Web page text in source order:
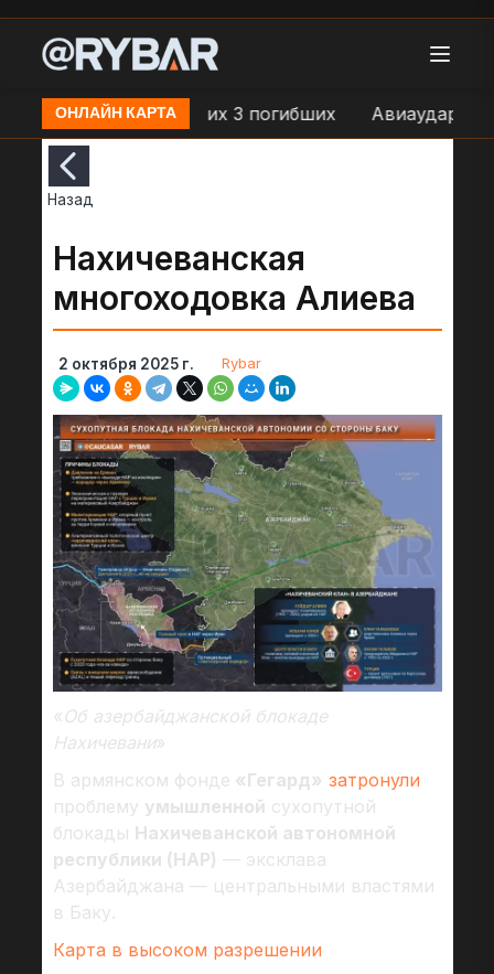
ОНЛАЙН КАРТА
25 пострадавших 3 погибших Авиаудар по
Назад
Нахичеванская
многоходовка Алиева
2 октября 2025 г. Rybar
« Об азербайджанской блокаде
Нахичевани»
В армянском фонде «Гегард» затронули
проблему умышленной сухопутной
блокады Нахичеванской автономной
республики (НАР) — эксклава
Азербайджана — центральными властями
в Баку.
Карта в высоком разрешении